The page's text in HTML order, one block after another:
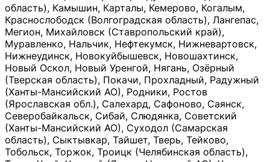
область), Камышин, Карталы, Кемерово, Когалым,
Краснослободск (Волгоградская область), Лангепас,
Мегион, Михайловск (Ставропольский край),
Муравленко, Нальчик, Нефтекумск, Нижневартовск,
Нижнеудинск, Новокуйбышевск, Новошахтинск,
Новый Оскол, Новый Уренгой, Нягань, Озёрный
(Тверская область), Покачи, Прохладный, Радужный
(Ханты-Мансийский АО), Родники, Ростов
(Ярославская обл.), Салехард, Сафоново, Саянск,
Северобайкальск, Сибай, Слюдянка, Советский
(Ханты-Мансийский АО), Суходол (Самарская
область), Сыктывкар, Тайшет, Тверь, Тейково,
Тобольск, Торжок, Троицк (Челябинская область),